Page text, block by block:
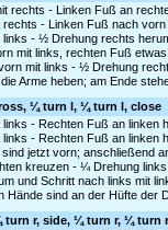
rechts - Linken Fuß an
- Linken Fuß nach
- ½ Drehung rechts
mit links, rechten Fuß
mit links - ½ Drehung
Arme heben; am Ende
¼ turn l, ¼ turn l, close
- Rechten Fuß an linken
- Rechten Fuß an linken
jetzt vorn; anschließend
kreuzen - ¼ Drehung
und Schritt nach links mit
Hände sind an der Hüfte der
r, side, ¼ turn r, ¼ turn